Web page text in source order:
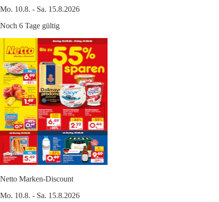
Mo. 10.8. - Sa. 15.8.2026
Noch 6 Tage gültig
Netto Marken-Discount
Mo. 10.8. - Sa. 15.8.2026